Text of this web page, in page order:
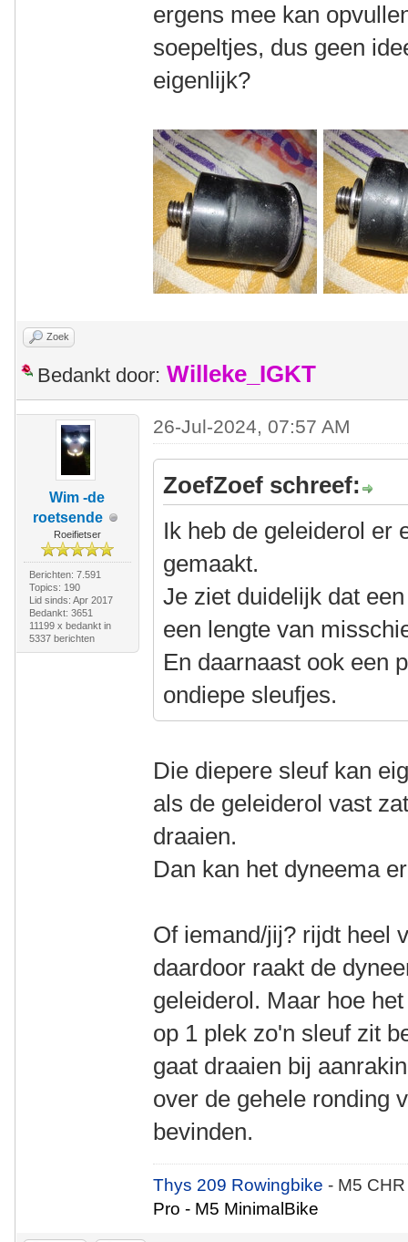
ergens mee kan
soepeltjes, dus geen
eigenlijk?
Zoek
Bedankt door: Willeke_IGKT
Wim -de
roetsende
Roeifietser
Berichten: 7.591
Topics: 190
Lid sinds: Apr 2017
Bedankt: 3651
11199 x bedankt in
5337 berichten
26-Jul-2024, 07:57 AM
ZoefZoef schreef:
Ik heb de geleiderol er
gemaakt.
Je ziet duidelijk dat
een lengte van
En daarnaast ook een
ondiepe sleufjes.
Die diepere sleuf kan
als de geleiderol vast
draaien.
Dan kan het dyneema
Of iemand/jij? rijdt heel
daardoor raakt de
geleiderol. Maar hoe
op 1 plek zo'n sleuf zit
gaat draaien bij
over de gehele ronding
bevinden.
Thys 209 Rowingbike- M5
Pro - M5 MinimalBike